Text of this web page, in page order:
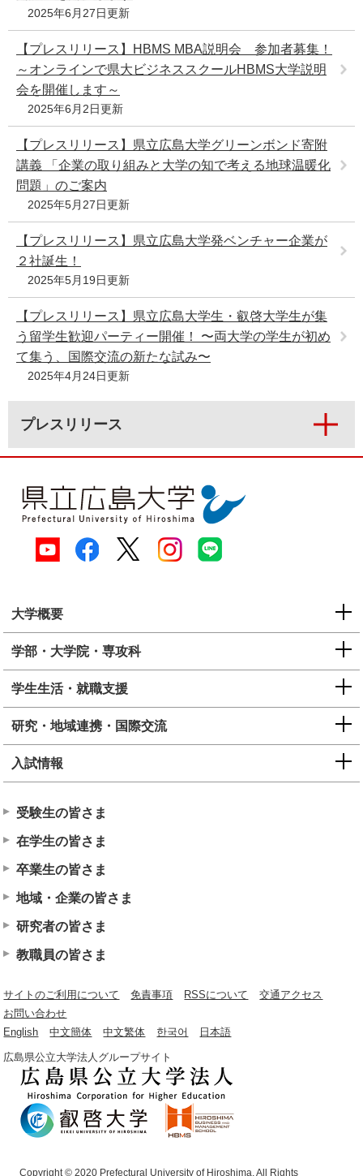
2025年6月27日更新
【プレスリリース】HBMS MBA説明会 参加者募集！
～オンラインで県大ビジネススクールHBMS大学説明
会を開催します～
2025年6月2日更新
【プレスリリース】県立広島大学グリーンボンド寄附
講義 「企業の取り組みと大学の知で考える地球温暖化
問題」のご案内
2025年5月27日更新
【プレスリリース】県立広島大学発ベンチャー企業が
２社誕生！
2025年5月19日更新
【プレスリリース】県立広島大学生・叡啓大学生が集
う留学生歓迎パーティー開催！ 〜両大学の学生が初め
て集う、国際交流の新たな試み〜
2025年4月24日更新
プレスリリース
大学概要
学部・大学院・専攻科
学生生活・就職支援
研究・地域連携・国際交流
入試情報
受験生の皆さま
在学生の皆さま
卒業生の皆さま
地域・企業の皆さま
研究者の皆さま
教職員の皆さま
サイトのご利用について 免責事項 RSSについて
交通アクセス
お問い合わせ
English
中文簡体 中文繁体 한국어 日本語
広島県公立大学法人グループサイト
Copyright © 2020 Prefectural University of Hiroshima. All Rights